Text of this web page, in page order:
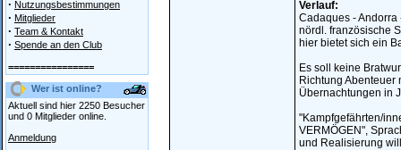
· Nutzungsbestimmungen
· Mitglieder
· Team & Kontakt
· Spende an den Club
================
Wer ist online?
Aktuell sind hier 2250 Besucher
und 0 Mitglieder online.
Anmeldung
Verlauf:
Cadaques - Andorra
nördl. französische
hier bietet sich ein
Es soll keine
Richtung Abenteuer
Übernachtungen in
"Kampfgefährten/
VERMÖGEN",
und Realisierung